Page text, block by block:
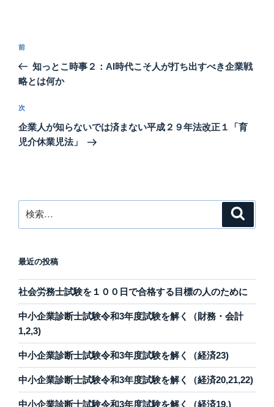
投
ナ
ゲ
ー
シ
前
の
投
前
知っとこ時事２：AI時代こそ人が打ち出すべき企業戦
略とは何か
次
の
投
次
企業人が知らないでは済まない平成２９年法改正１「育
児介休業児法」
索:
最近の投稿
社会労務士試験を１００日で合格する目標の人のために
中小企業診断士試験令和3年度試験を解く（財務・会計
1,2,3)
中小企業診断士試験令和3年度試験を解く（経済23)
中小企業診断士試験令和3年度試験を解く（経済20,21,22)
中小企業診断士試験令和3年度試験を解く（経済19,)